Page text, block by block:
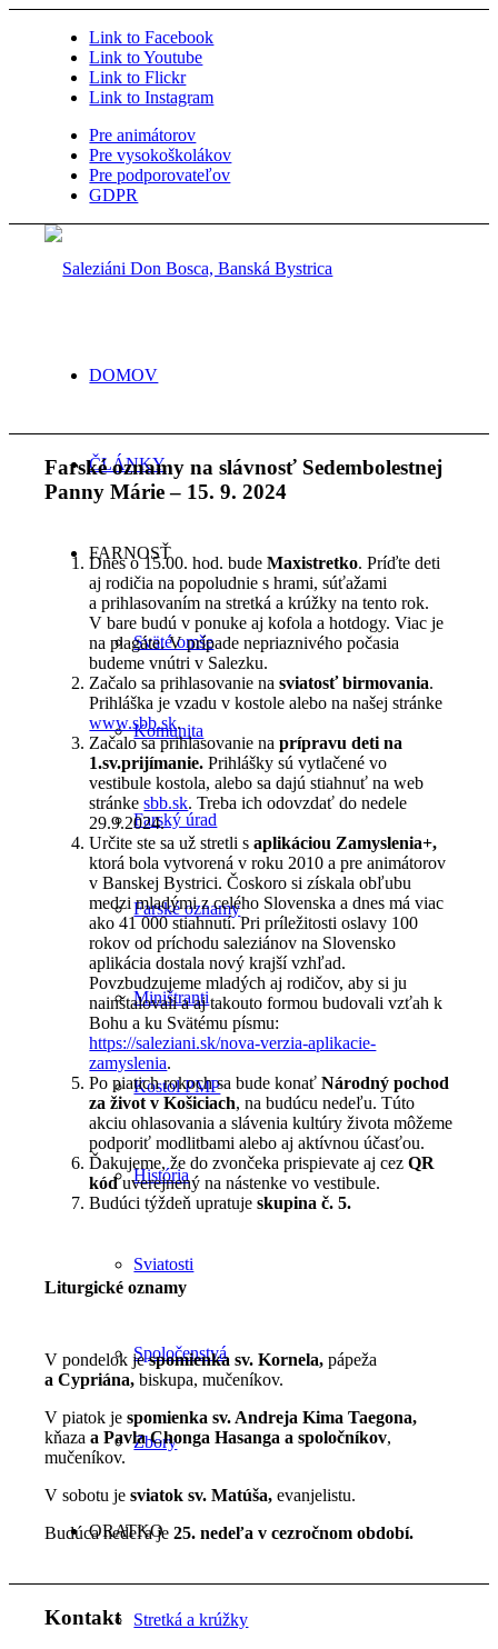
Link to Facebook
Link to Youtube
Link to Flickr
Link to Instagram
Pre animátorov
Pre vysokoškolákov
Pre podporovateľov
GDPR
DOMOV
ČLÁNKY
FARNOSŤ
Sväté omše
Komunita
Farský úrad
Farské oznamy
Miništranti
Kostol PMP
História
Sviatosti
Spoločenstvá
Zbory
ORATKO
Stretká a krúžky
Farské oznamy na slávnosť Sedembolestnej
Panny Márie – 15. 9. 2024
Dnes o 15.00. hod. budeMaxistretko. Príďte deti
aj rodičia na popoludnie s hrami, súťažami
a prihlasovaním na stretká a krúžky na tento rok.
V bare budú v ponuke aj kofola a hotdogy. Viac je
na plagáte. V prípade nepriaznivého počasia
budeme vnútri v Salezku.
Začalo sa prihlasovanie nasviatosť birmovania.
Prihláška je vzadu v kostole alebo na našej stránke
www.sbb.sk.
Začalo sa prihlasovanie naprípravu deti na
1.sv.prijímanie. Prihlášky sú vytlačené vo
vestibule kostola, alebo sa dajú stiahnuť na web
stránkesbb.sk. Treba ich odovzdať do nedele
29.9.2024.
Určite ste sa už stretli saplikáciou Zamyslenia+,
ktorá bola vytvorená v roku 2010 a pre animátorov
v Banskej Bystrici. Čoskoro si získala obľubu
medzi mladými z celého Slovenska a dnes má viac
ako 41 000 stiahnutí. Pri príležitosti oslavy 100
rokov od príchodu saleziánov na Slovensko
aplikácia dostala nový krajší vzhľad.
Povzbudzujeme mladých aj rodičov, aby si ju
nainštalovali a aj takouto formou budovali vzťah k
Bohu a ku Svätému písmu:
https://saleziani.sk/nova-verzia-aplikacie-
zamyslenia.
Po piatich rokoch sa bude konaťNárodný pochod
za život v Košiciach, na budúcu nedeľu. Túto
akciu ohlasovania a slávenia kultúry života môžeme
podporiť modlitbami alebo aj aktívnou účasťou.
Ďakujeme, že do zvončeka prispievate aj cezQR
kóduverejnený na nástenke vo vestibule.
Budúci týždeň upratujeskupina č. 5.
Liturgické oznamy
V pondelok jespomienka sv. Kornela,pápeža
a Cypriána,biskupa, mučeníkov.
V piatok jespomienka sv. Andreja Kima Taegona,
kňaza a Pavla Chonga Hasanga a spoločníkov,
mučeníkov.
V sobotu jesviatok sv. Matúša,evanjelistu.
Budúca nedeľa je25. nedeľa v cezročnom období.
Kontakt